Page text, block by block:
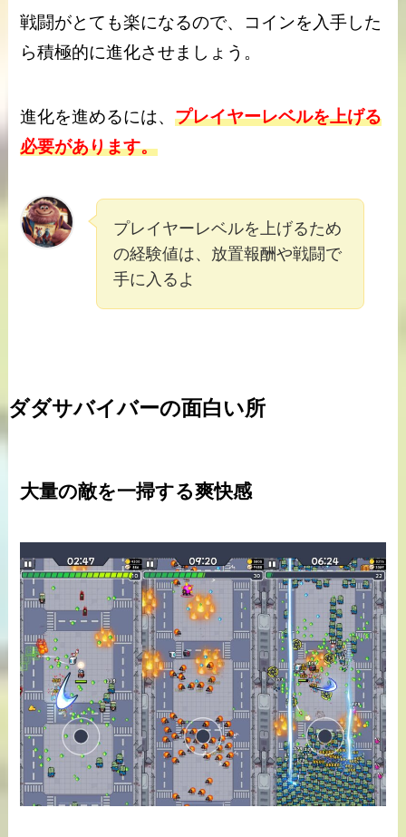
戦闘がとても楽になるので、コインを入手した
ら積極的に進化させましょう。
進化を進めるには、プレイヤーレベルを上げる
必要があります。
プレイヤーレベルを上げるため
の経験値は、放置報酬や戦闘で
手に入るよ
ダダサバイバーの面白い所
大量の敵を一掃する爽快感